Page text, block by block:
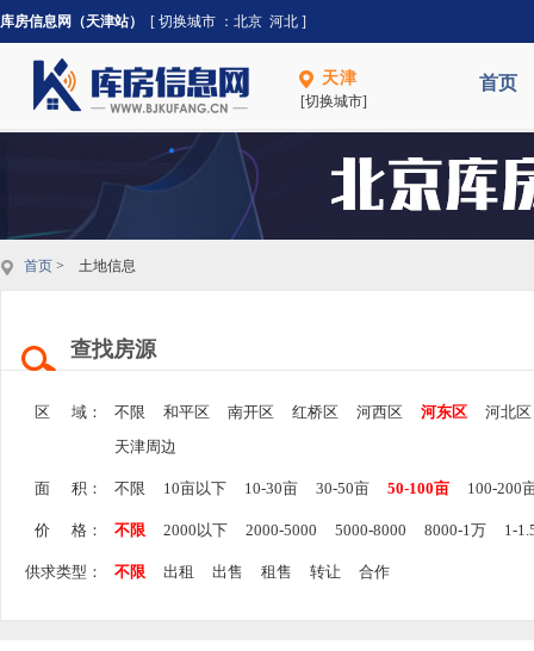
库房信息网（天津站） [ 切换城市 ： 北京 河北 ]
天津
[切换城市]
首页
首页 > 土地信息
查找房源
区 域： 不限 和平区 南开区 红桥区 河西区 河东区
河北区
天津周边
面 积： 不限 10亩以下 10-30亩 30-50亩 50-100亩 100-200
价 格： 不限 2000以下 2000-5000 5000-8000 8000-1万 1-
供求类型： 不限 出租 出售 租售 转让 合作